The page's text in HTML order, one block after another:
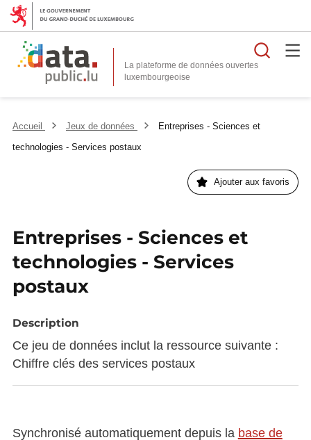
La plateforme de données ouvertes
Accueil Jeux de données
Entreprises - Sciences et
technologies - Services postaux
Ajouter aux favoris
Entreprises - Sciences et
technologies - Services
postaux
Description
Ce jeu de données inclut la ressource suivante :
Chiffre clés des services postaux
Synchronisé automatiquement depuis la base de